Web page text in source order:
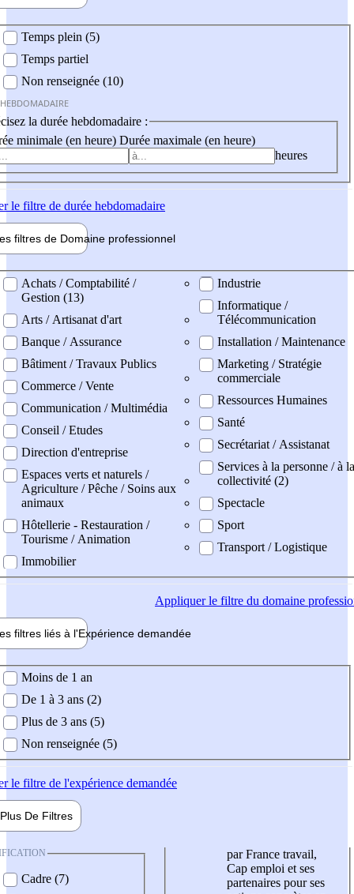
Temps plein (5)
Temps partiel
Non renseignée (10)
la durée hebdomadaire :
minimale (en heure) Durée maximale (en heure)
heures
le filtre de durée hebdomadaire
filtres de Domaine professionnel
professionel
Achats / Comptabilité /
Gestion (13)
Arts / Artisanat d'art
Banque / Assurance
Bâtiment / Travaux Publics
Commerce / Vente
Communication / Multimédia
Conseil / Etudes
Direction d'entreprise
Espaces verts et naturels /
Agriculture / Pêche / Soins aux
animaux
Hôtellerie - Restauration /
Tourisme / Animation
Immobilier
Industrie
Informatique /
Télécommunication
Installation / Maintenance
Marketing / Stratégie
commerciale
Ressources Humaines
Santé
Secrétariat / Assistanat
Services à la personne / à la
collectivité (2)
Spectacle
Sport
Transport / Logistique
Appliquerle filtre du domaine
filtres liés à l'Expérience demandée
demandée
Moins de 1 an
De 1 à 3 ans (2)
Plus de 3 ans (5)
Non renseignée (5)
le filtre de l'expérience demandée
Plus De Filtres
Cadre (7)
par France travail,
Cap emploi et ses
partenaires pour ses